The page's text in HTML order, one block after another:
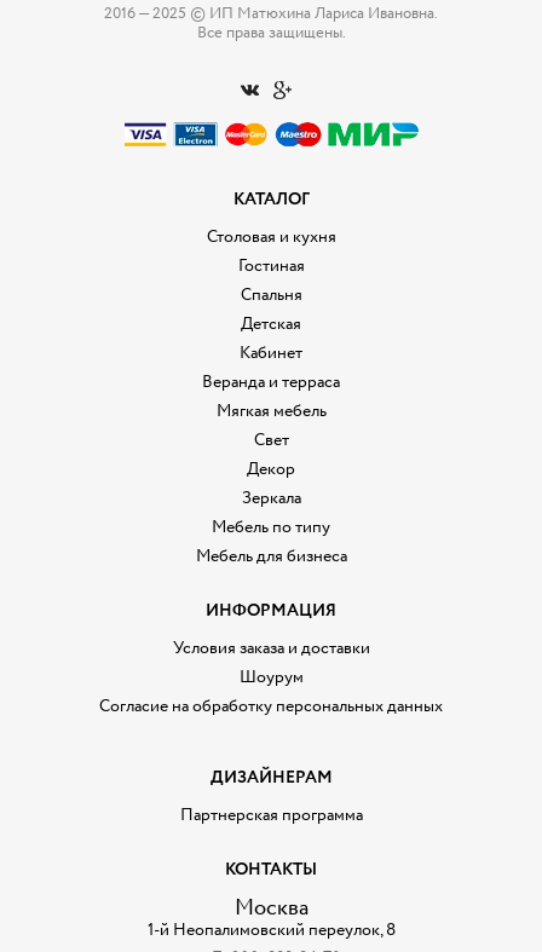
2016 — 2025 © ИП Матюхина Лариса Ивановна.
Все права защищены.
КАТАЛОГ
Столовая и кухня
Гостиная
Спальня
Детская
Кабинет
Веранда и терраса
Мягкая мебель
Свет
Декор
Зеркала
Мебель по типу
Мебель для бизнеса
ИНФОРМАЦИЯ
Условия заказа и доставки
Шоурум
Согласие на обработку персональных данных
ДИЗАЙНЕРАМ
Партнерская программа
КОНТАКТЫ
Москва
1-й Неопалимовский переулок, 8